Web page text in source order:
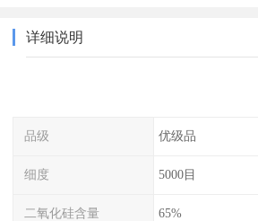
详细说明
品级 优级品
细度 5000目
二氧化硅含量 65%